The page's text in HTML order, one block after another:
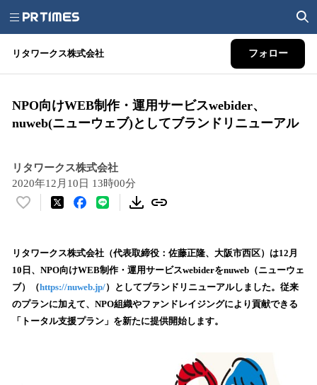
リタワークス株式会社 フォロー
NPO向けWEB制作・運用サービスwebider、
nuweb(ニューウェブ)としてブランドリニューアル
リタワークス株式会社
2020年12月10日 13時00分
い
！
数
を
読
込
リタワークス株式会社（代表取締役：佐藤正隆、大阪市西区）は12月
10日、NPO向けWEB制作・運用サービスwebiderをnuweb（ニューウェ
ブ）（https://nuweb.jp/）としてブランドリニューアルしました。従来
のプランに加えて、NPO組織やファンドレイジングにより貢献できる
「トータル支援プラン」を新たに提供開始します。